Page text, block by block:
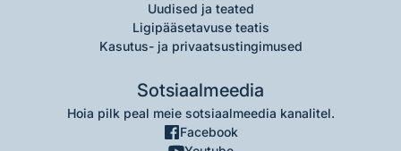
Uudised ja teated
Ligipääsetavuse teatis
Kasutus- ja privaatsustingimused
Sotsiaalmeedia
Hoia pilk peal meie sotsiaalmeedia kanalitel.
Facebook